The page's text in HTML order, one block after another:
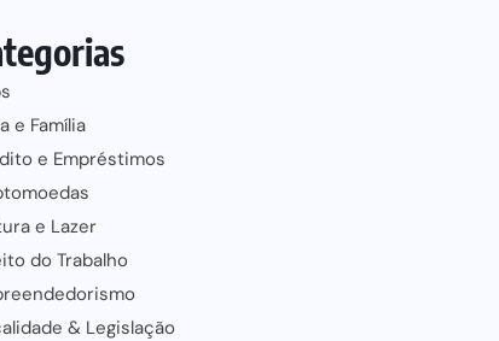
e Família
e Empréstimos
e Lazer
do Trabalho
& Legislação